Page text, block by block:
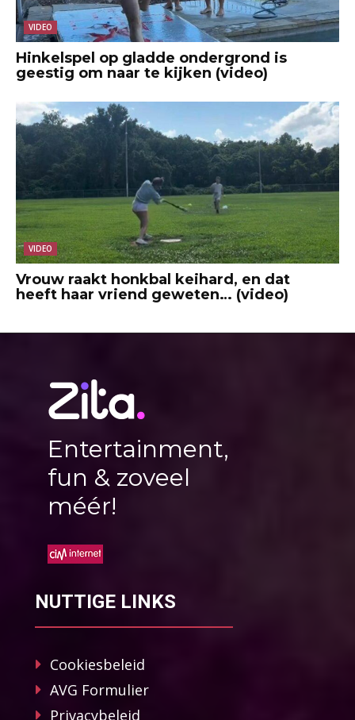
VIDEO
Hinkelspel op gladde ondergrond is
geestig om naar te kijken (video)
VIDEO
Vrouw raakt honkbal keihard, en dat
heeft haar vriend geweten… (video)
Entertainment,
fun & zoveel
méér!
NUTTIGE LINKS
Cookiesbeleid
AVG Formulier
Privacybeleid